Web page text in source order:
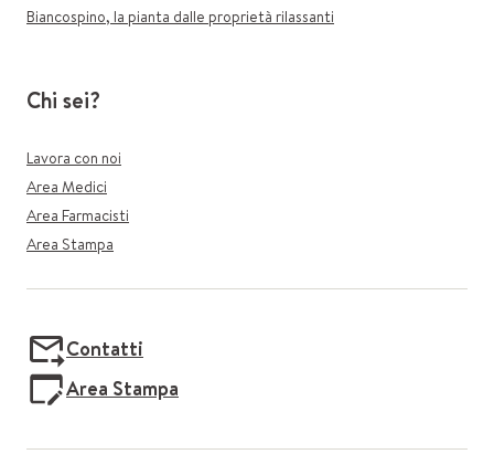
Biancospino, la pianta dalle proprietà rilassanti
Chi sei?
Lavora con noi
Area Medici
Area Farmacisti
Area Stampa
Contatti
Area Stampa